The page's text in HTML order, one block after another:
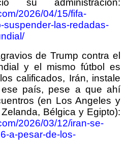
su administración:
2026/04/15/fifa-
suspender-las-redadas-
de Trump contra el
y el mismo fútbol es
calificados, Irán, instale
país, pese a que ahí
(en Los Angeles y
Bélgica y Egipto):
2026/03/12/iran-se-
a-pesar-de-los-